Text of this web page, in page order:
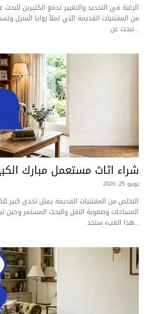
الرغبة في التجديد والتغيير تدفع الكثيرين
من المقتنيات القديمة التي تملأ زوايا المنزل
تبحث عن...
شراء اثاث مستعمل مبارك الكبير |
يونيو 25, 2026
التخلص من المقتنيات القديمة يمثل تحدي كبير
المساحات وصعوبة النقل والبحث المستمر
هذا العبء ستجد...